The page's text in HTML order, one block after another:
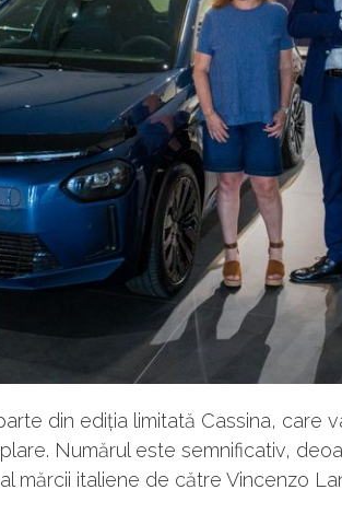
din ediția limitată Cassina, care
Numărul este semnificativ,
mărcii italiene de către Vincenzo